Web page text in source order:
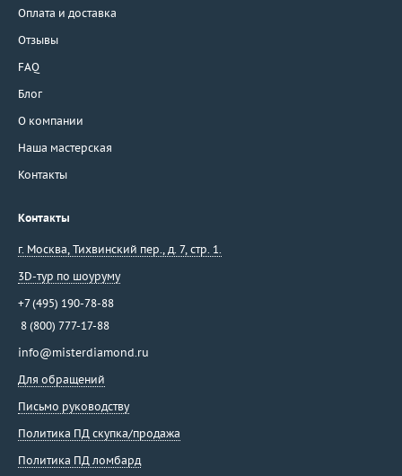
Оплата и доставка
Отзывы
FAQ
Блог
О компании
Наша мастерская
Контакты
Контакты
г. Москва, Тихвинский пер., д. 7, стр. 1.
3D-тур по шоуруму
+7 (495) 190-78-88
8 (800) 777-17-88
info@misterdiamond.ru
Для обращений
Письмо руководству
Политика ПД скупка/продажа
Политика ПД ломбард